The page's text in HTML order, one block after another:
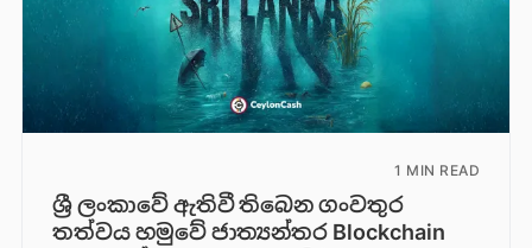
1 MIN READ
ශ්‍රී ලංකාවේ ඇතිවී තිබෙන ගංවතුර
තත්වය හමුවේ ජාත්‍යන්තර Blockchain